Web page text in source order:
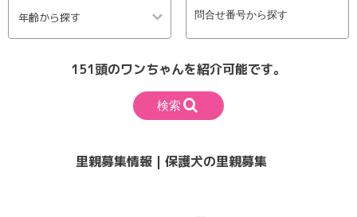
年齢から探す
151頭のワンちゃんを紹介可能です。
検索
里親募集情報 | 保護犬の里親募集